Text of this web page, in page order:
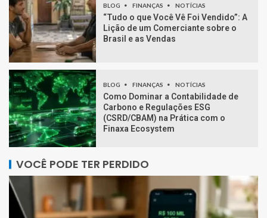
BLOG FINANÇAS NOTÍCIAS
“Tudo o que Você Vê Foi Vendido”: A
Lição de um Comerciante sobre o
Brasil e as Vendas
BLOG FINANÇAS NOTÍCIAS
Como Dominar a Contabilidade de
Carbono e Regulações ESG
(CSRD/CBAM) na Prática com o
Finaxa Ecosystem
VOCÊ PODE TER PERDIDO